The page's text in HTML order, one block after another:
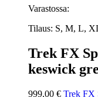
Varastossa:
Tilaus: S, M, L,
Trek FX
keswick
999,00 € Trek FX